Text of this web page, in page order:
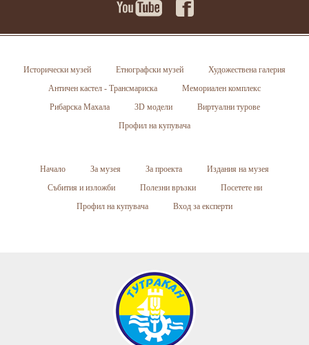
Исторически музей Етнографски музей
Художествена галерия
Античен кастел - Трансмариска
Мемориален комплекс
Рибарска Махала
3D модели
Виртуални турове
Профил на купувача
Начало За музея За проекта
Издания на музея
Събития и изложби
Полезни връзки
Посетете ни
Профил на купувача
Вход за експерти